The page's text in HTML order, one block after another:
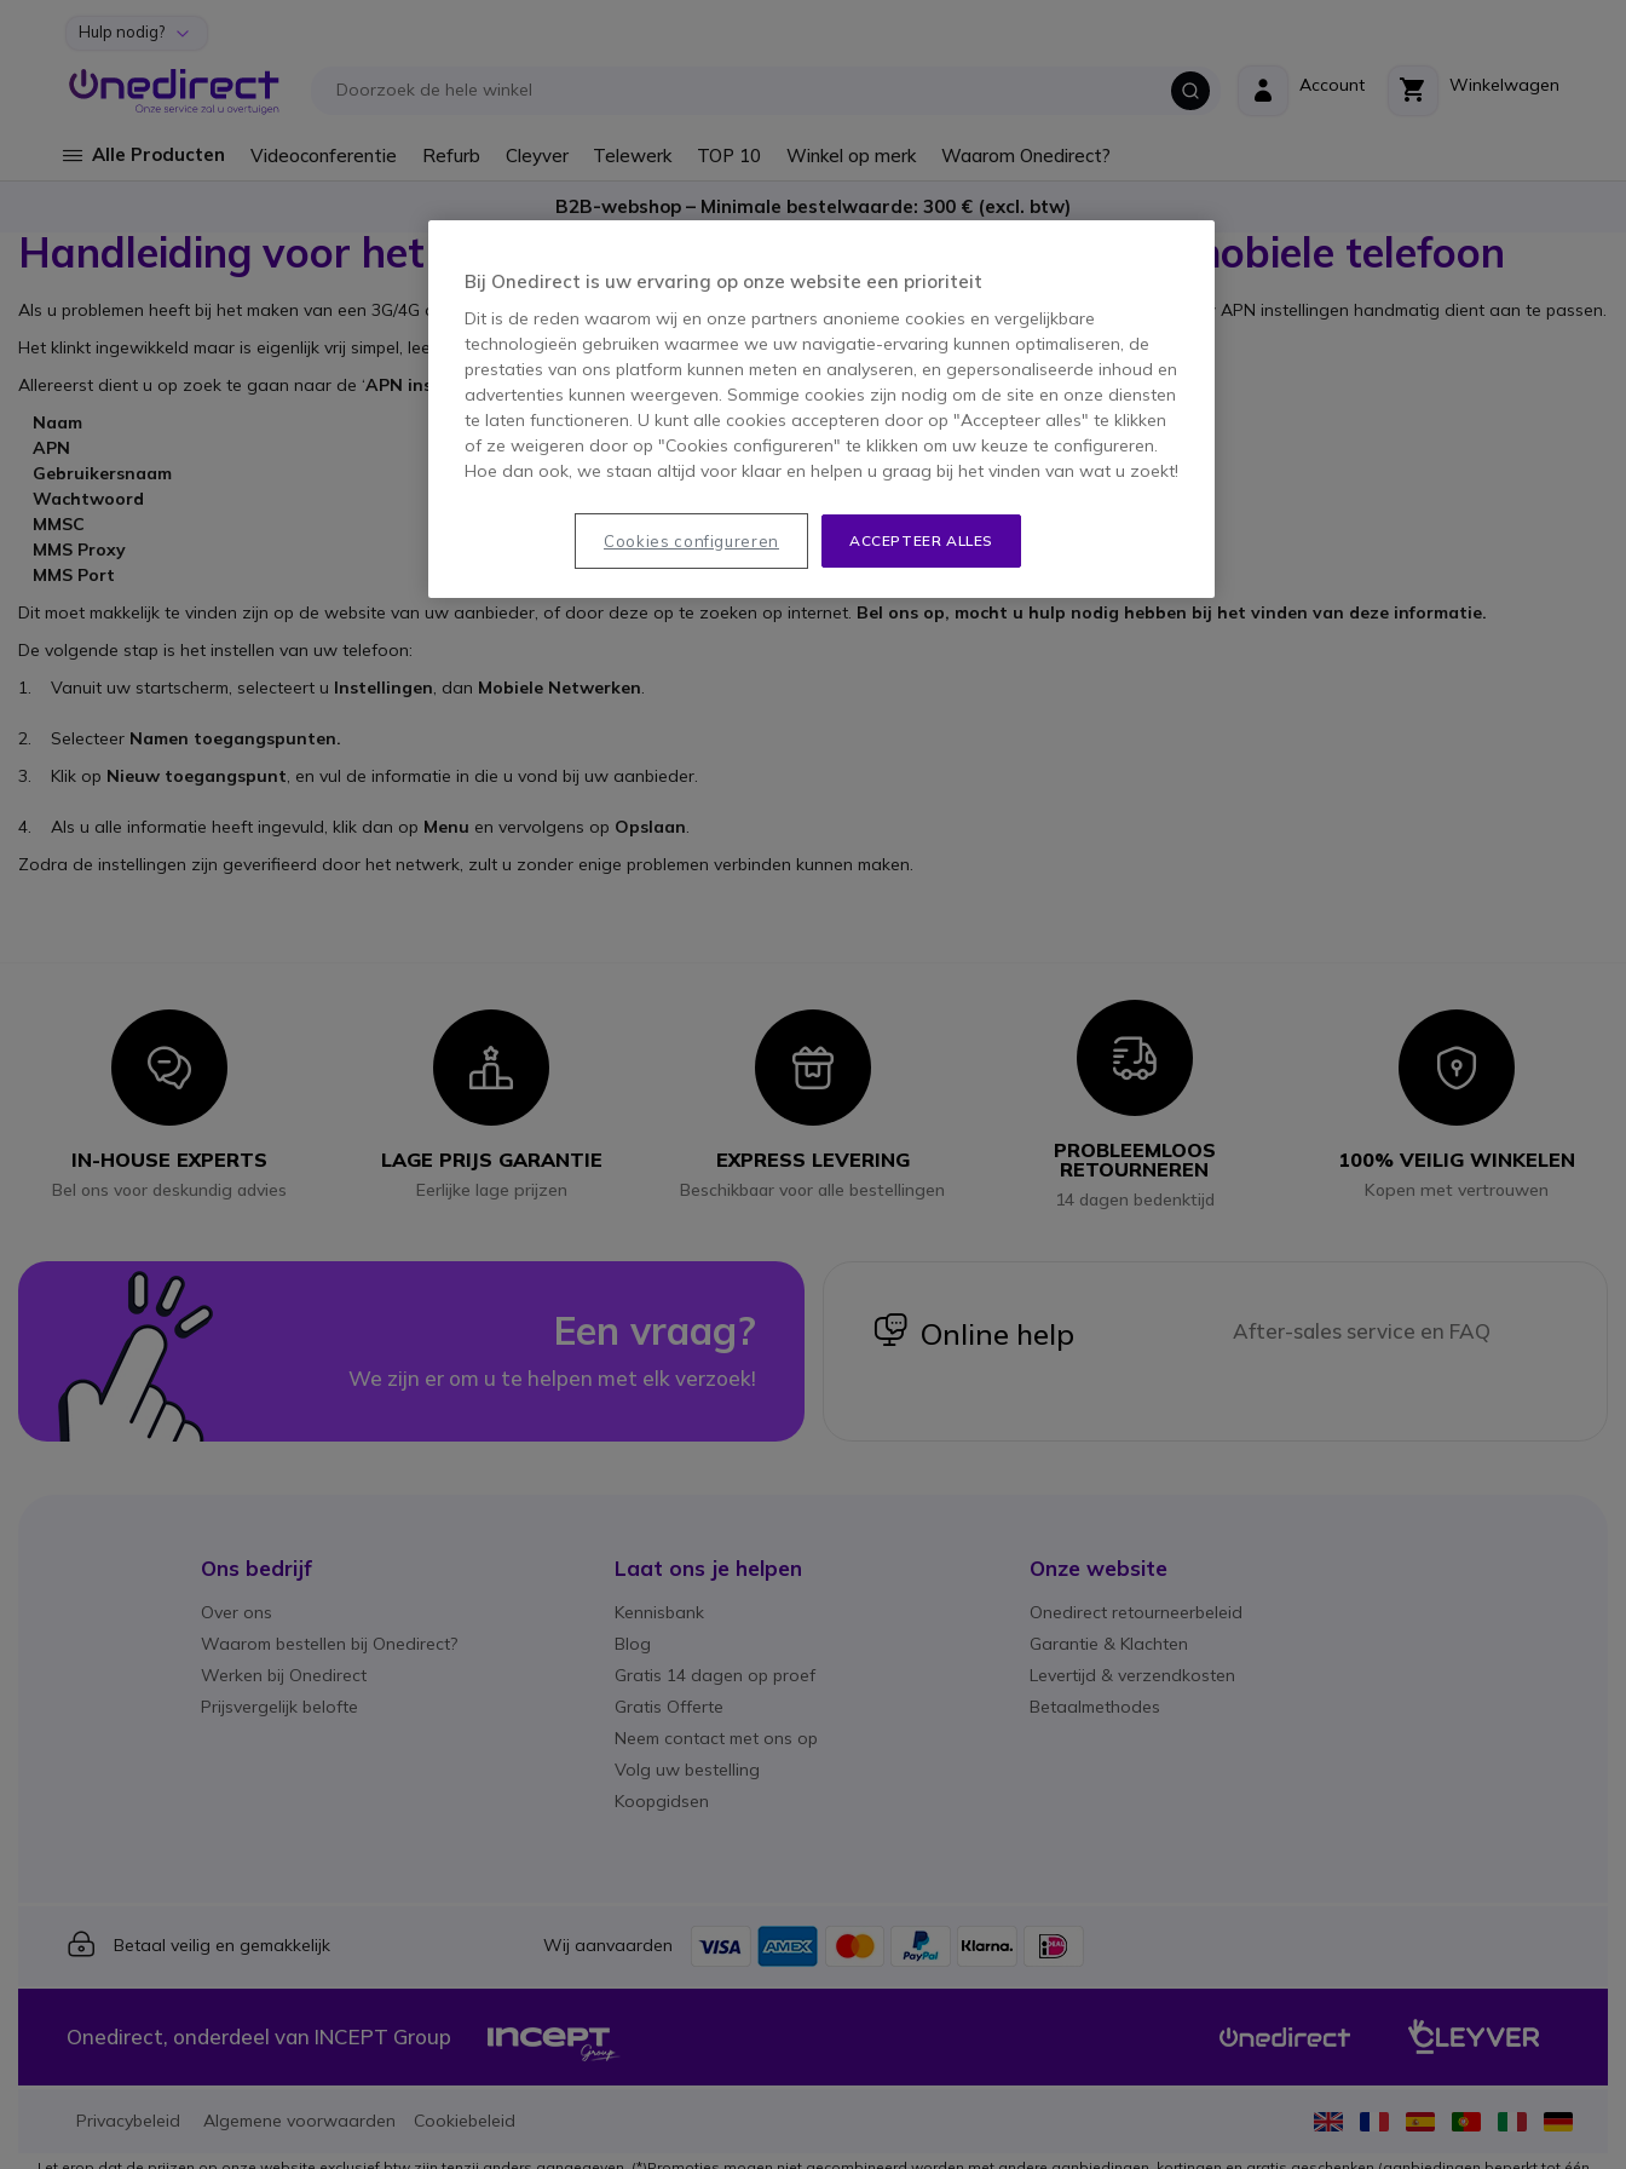
Ga naar de inhoud
Hulp nodig?
Winkelwagen
Account
Alle Producten Videoconferentie Refurb Cleyver Telewerk TOP 10 Winkel op merk Waarom Onedirect?
B2B-webshop – Minimale bestelwaarde: 300 € (excl. btw)
Handleiding voor het instellen van uw APNs op uw Android mobiele telefoon
Als u problemen heeft bij het maken van een 3G/4G of internetverbinding op uw nieuwe SIM-vrije mobiele telefoon
, dan kan het zijn dat u uw APN instellingen handmatig dient aan te passen.
Het klinkt ingewikkeld maar is eigenlijk vrij simpel, lees maar mee:
Allereerst dient u op zoek te gaan naar de ‘APN instellingen
’ van uw mobiele netwerk aanbieder. U zult de volgende informatie nodig hebben:
Naam
APN
Gebruikersnaam
Wachtwoord
MMSC
MMS Proxy
MMS Port
Dit moet makkelijk te vinden zijn op de website van uw aanbieder, of door deze op te zoeken op internet. Bel ons op, mocht u hulp nodig hebben bij het vinden van deze informatie.
De volgende stap is het instellen van uw telefoon:
1. Vanuit uw startscherm, selecteert u Instellingen , dan Mobiele Netwerken
2. Selecteer Namen toegangspunten.
3. Klik op Nieuw toegangspunt , en vul de informatie in die u vond bij uw aanbieder.
4. Als u alle informatie heeft ingevuld, klik dan op Menu en vervolgens op Opslaan
Zodra de instellingen zijn geverifieerd door het netwerk, zult u zonder enige problemen verbinden kunnen maken.
Icon
IN-HOUSE EXPERTS
Bel ons voor deskundig advies
Icon
LAGE PRIJS GARANTIE
Eerlijke lage prijzen
Icon
EXPRESS LEVERING
Beschikbaar voor alle bestellingen
Icon
PROBLEEMLOOS
RETOURNEREN
14 dagen bedenktijd
Icon
100% VEILIG WINKELEN
Kopen met vertrouwen
Een vraag?
We zijn er om u te helpen met elk verzoek!
icon
Online help After-sales service en FAQ
Ons bedrijf
Over ons
Waarom bestellen bij Onedirect?
Werken bij Onedirect
Prijsvergelijk belofte
Laat ons je helpen
Kennisbank
Blog
Gratis 14 dagen op proef
Gratis Offerte
Neem contact met ons op
Volg uw bestelling
Koopgidsen
Onze website
Onedirect retourneerbeleid
Garantie & Klachten
Levertijd & verzendkosten
Betaalmethodes
Icon
Betaal veilig en gemakkelijk Wij aanvaarden
Onedirect, onderdeel van INCEPT Group
Privacybeleid Algemene voorwaarden Cookiebeleid
Bij Onedirect is uw ervaring op onze website een prioriteit
Dit is de reden waarom wij en onze partners anonieme cookies en vergelijkbare
technologieën gebruiken waarmee we uw navigatie-ervaring kunnen optimaliseren, de
prestaties van ons platform kunnen meten en analyseren, en gepersonaliseerde inhoud en
advertenties kunnen weergeven. Sommige cookies zijn nodig om de site en onze diensten
te laten functioneren. U kunt alle cookies accepteren door op "Accepteer alles" te klikken
of ze weigeren door op "Cookies configureren" te klikken om uw keuze te configureren.
Hoe dan ook, we staan altijd voor klaar en helpen u graag bij het vinden van wat u zoekt!
ACCEPTEER ALLES
Cookies configureren